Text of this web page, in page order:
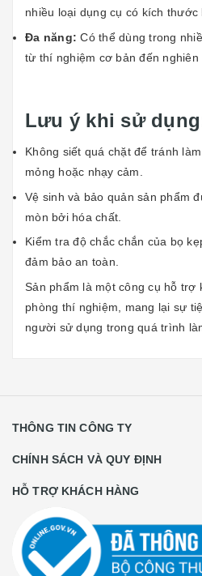
nhiều loại dụng cụ có kích thước
Đa năng: Có thể dùng trong
từ thí nghiệm cơ bản đến nghiên
Lưu ý khi sử
Không siết quá chặt để tránh
mỏng hoặc nhạy cảm.
Vệ sinh và bảo quản sản phẩm
mòn bởi hóa chất.
Kiểm tra độ chắc chắn của bọ
đảm bảo an toàn.
Sản phẩm là một công cụ hỗ trợ
phòng thí nghiệm, mang lại sự
người sử dụng trong quá trình
THÔNG TIN CÔNG TY
CHÍNH SÁCH VÀ QUY ĐỊNH
HỖ TRỢ KHÁCH HÀNG